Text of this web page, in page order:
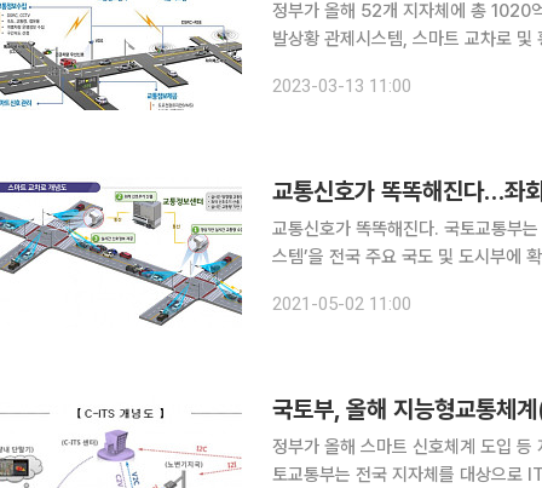
정부가 올해 52개 지자체에 총 1020
발상황 관제시스템, 스마트 교차로
보를 효율적으로 관리하고 과학화ㆍ
2023-03-13 11:00
교통신호가 똑똑해진다…좌
교통신호가 똑똑해진다. 국토교통부는 교차로 소통개선 및 사고감소 효과가 큰 ‘스마트 신호운영 시
스템’을 전국 주요 국도 및 도시부에
거나 소방차 등 긴급차량에 우선신호
2021-05-02 11:00
국토부, 올해 지능형교통체
정부가 올해 스마트 신호체계 도입 등
토교통부는 전국 지자체를 대상으로